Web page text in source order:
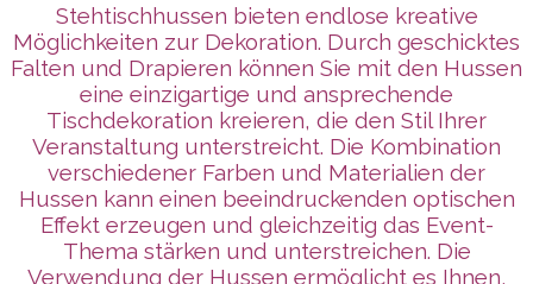
Stehtischhussen bieten endlose kreative
Möglichkeiten zur Dekoration. Durch geschicktes
Falten und Drapieren können Sie mit den Hussen
eine einzigartige und ansprechende
Tischdekoration kreieren, die den Stil Ihrer
Veranstaltung unterstreicht. Die Kombination
verschiedener Farben und Materialien der
Hussen kann einen beeindruckenden optischen
Effekt erzeugen und gleichzeitig das Event-
Thema stärken und unterstreichen. Die
Verwendung der Hussen ermöglicht es Ihnen,